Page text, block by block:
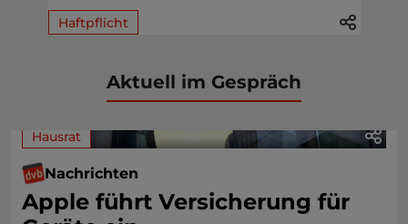
Haftpflicht
Aktuell im Gespräch
Hausrat
Nachrichten
Apple führt Versicherung für